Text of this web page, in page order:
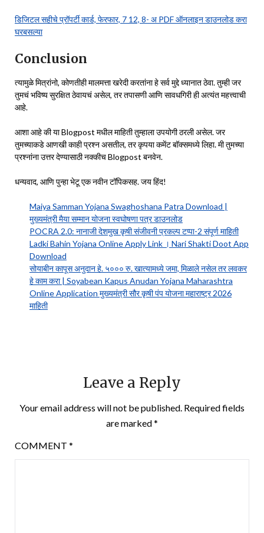
डिजिटल सहीचे प्रॉपर्टी कार्ड, फेरफार, 7 12, 8- अ PDF ऑनलाइन डाउनलोड करा
घरबसल्या
Conclusion
त्यामुळे मित्रांनो, कोणतीही मालमत्ता खरेदी करतांना हे सर्व मुद्दे ध्यानात ठेवा. तुम्ही जर
तुमचं भविष्य सुरक्षित ठेवायचं असेल, तर तपासणी आणि सावधगिरी ही अत्यंत महत्त्वाची
आहे.
आशा आहे की या Blogpost मधील माहिती तुम्हाला उपयोगी ठरली असेल. जर
तुमच्याकडे आणखी काही प्रश्न असतील, तर कृपया कमेंट बॉक्समध्ये लिहा. मी तुमच्या
प्रश्नांना उत्तर देण्यासाठी नक्कीच Blogpost बनवेन.
धन्यवाद, आणि पुन्हा भेटू एक नवीन टॉपिकसह. जय हिंद!
Maiya Samman Yojana Swaghoshana Patra Download |
मुख्यमंत्री मैया सम्मान योजना स्वघोषणा पत्र डाउनलोड
POCRA 2.0: नानाजी देशमुख कृषी संजीवनी प्रकल्प टप्पा-2 संपूर्ण माहिती
Ladki Bahin Yojana Online Apply Link । Nari Shakti Doot App
Download
सोयाबीन कापूस अनुदान हे. ५००० रु. खात्यामध्ये जमा, मिळाले नसेल तर लवकर
हे काम करा | Soyabean Kapus Anudan Yojana Maharashtra
Online Application मुख्यमंत्री सौर कृषी पंप योजना महाराष्ट्र 2026
माहिती
Leave a Reply
Your email address will not be published. Required fields
are marked*
COMMENT *